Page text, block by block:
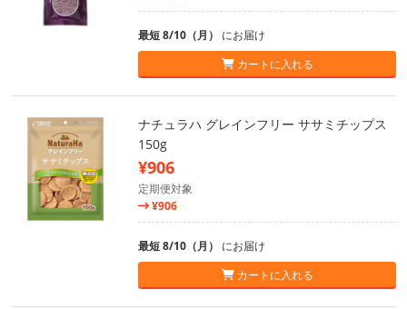
最短 8/10（月） にお届け
カートに入れる
ナチュラハ グレインフリー ササミチップス
150g
¥906
定期便対象
¥906
最短 8/10（月） にお届け
カートに入れる